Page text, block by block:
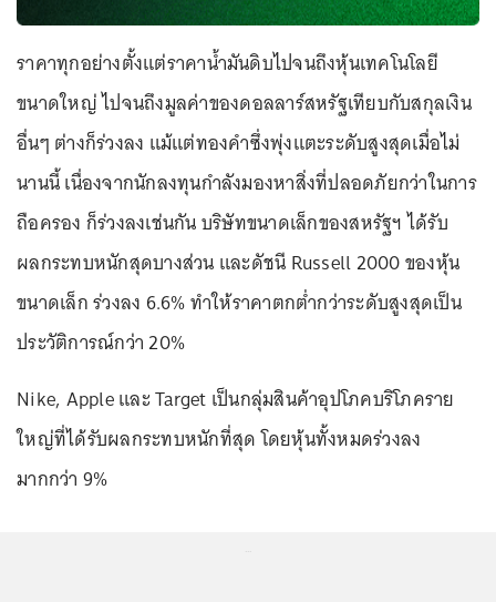
ราคาทุกอย่างตั้งแต่ราคาน้ำมันดิบไปจนถึงหุ้นเทคโนโลยี
ขนาดใหญ่ ไปจนถึงมูลค่าของดอลลาร์สหรัฐเทียบกับสกุลเงิน
อื่นๆ ต่างก็ร่วงลง แม้แต่ทองคำซึ่งพุ่งแตะระดับสูงสุดเมื่อไม่
นานนี้ เนื่องจากนักลงทุนกำลังมองหาสิ่งที่ปลอดภัยกว่าในการ
ถือครอง ก็ร่วงลงเช่นกัน บริษัทขนาดเล็กของสหรัฐฯ ได้รับ
ผลกระทบหนักสุดบางส่วน และดัชนี Russell 2000 ของหุ้น
ขนาดเล็ก ร่วงลง 6.6% ทำให้ราคาตกต่ำกว่าระดับสูงสุดเป็น
ประวัติการณ์กว่า 20%
Nike, Apple และ Target เป็นกลุ่มสินค้าอุปโภคบริโภคราย
ใหญ่ที่ได้รับผลกระทบหนักที่สุด โดยหุ้นทั้งหมดร่วงลง
มากกว่า 9%